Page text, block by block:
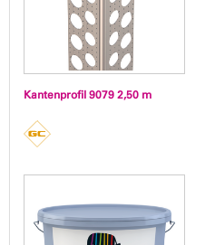
Kantenprofil 9079 2,50 m